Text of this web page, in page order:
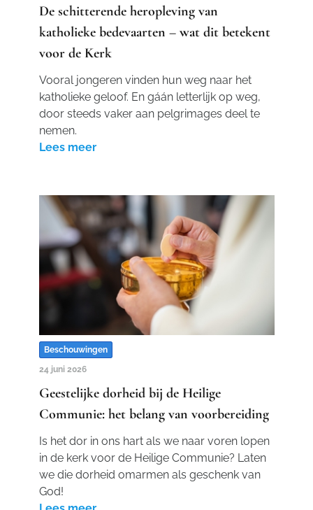
De schitterende heropleving van
katholieke bedevaarten – wat dit betekent
voor de Kerk
Vooral jongeren vinden hun weg naar het
katholieke geloof. En gáán letterlijk op weg,
door steeds vaker aan pelgrimages deel te
nemen.
Lees meer
Beschouwingen
24 juni 2026
Geestelijke dorheid bij de Heilige
Communie: het belang van voorbereiding
Is het dor in ons hart als we naar voren lopen
in de kerk voor de Heilige Communie? Laten
we die dorheid omarmen als geschenk van
God!